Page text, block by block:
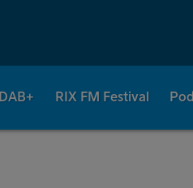
DAB+ RIX FM Festival